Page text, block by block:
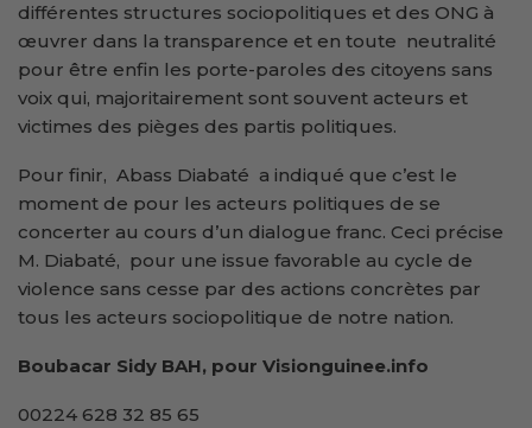
différentes structures sociopolitiques et des ONG à
œuvrer dans la transparence et en toute neutralité
pour être enfin les porte-paroles des citoyens sans
voix qui, majoritairement sont souvent acteurs et
victimes des pièges des partis politiques.
Pour finir, Abass Diabaté a indiqué que c’est le
moment de pour les acteurs politiques de se
concerter au cours d’un dialogue franc. Ceci précise
M. Diabaté, pour une issue favorable au cycle de
violence sans cesse par des actions concrètes par
tous les acteurs sociopolitique de notre nation.
Boubacar Sidy BAH, pour Visionguinee.info
00224 628 32 85 65